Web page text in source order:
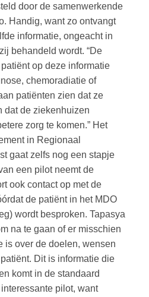
door de samenwerkende
Handig, want zo ontvangt
informatie, ongeacht in
behandeld wordt. “De
op deze informatie
chemoradiatie of
patiënten zien dat ze
dat de ziekenhuizen
zorg te komen.” Het
in Regionaal
gaat zelfs nog een stapje
een pilot neemt de
ook contact op met de
de patiënt in het MDO
wordt besproken. Tapasya
na te gaan of er misschien
is over de doelen, wensen
Dit is informatie die
komt in de standaard
pilot, want